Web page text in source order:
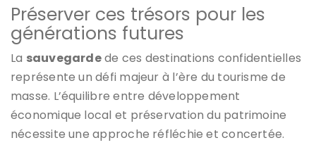
Préserver ces trésors pour les
générations futures
La sauvegardede ces destinations confidentielles
représente un défi majeur à l’ère du tourisme de
masse. L’équilibre entre développement
économique local et préservation du patrimoine
nécessite une approche réfléchie et concertée.